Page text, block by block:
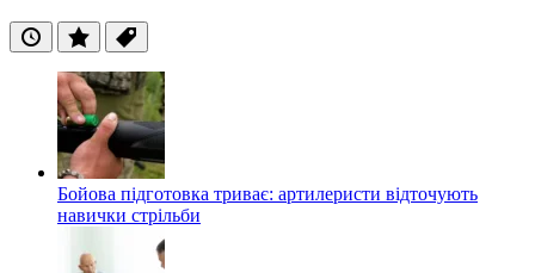
ОстанніПопулярні
Теги
Бойова підготовка триває: артилеристи відточують
навички стрільби